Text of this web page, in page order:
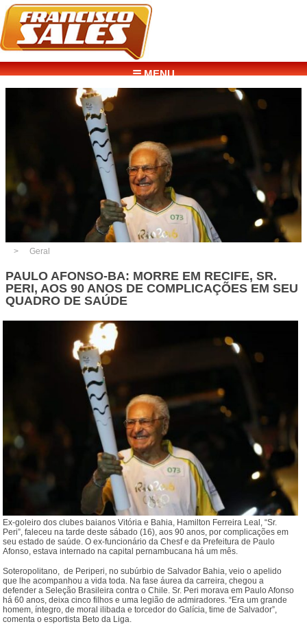
☰ MENU
Geral
PAULO AFONSO-BA: MORRE EM RECIFE, SR.
PERI, AOS 90 ANOS DE COMPLICAÇÕES EM SEU
QUADRO DE SAÚDE
Ex-goleiro dos clubes baianos Vitória e Bahia, Hamilton Ferreira Leal, “Sr.
Peri”, faleceu na tarde deste sábado (16), aos 90 anos, por complicações em
seu estado de saúde. O ex-funcionário da Chesf e da Prefeitura de Paulo
Afonso, estava internado na capital pernambucana há um mês.
Soteropolitano, de Periperi, no subúrbio de Salvador Bahia, veio o apelido
que lhe acompanhou a vida toda. Na fase áurea da carreira, chegou a
defender a Seleção Brasileira contra o Chile. Sr. Peri morava em Paulo Afonso
há 60 anos, deixa cinco filhos e uma legião de admiradores. “Era um grande
homem, íntegro, de moral ilibada e torcedor do Galícia, time de Salvador”,
comenta o esportista Beto da Liga.